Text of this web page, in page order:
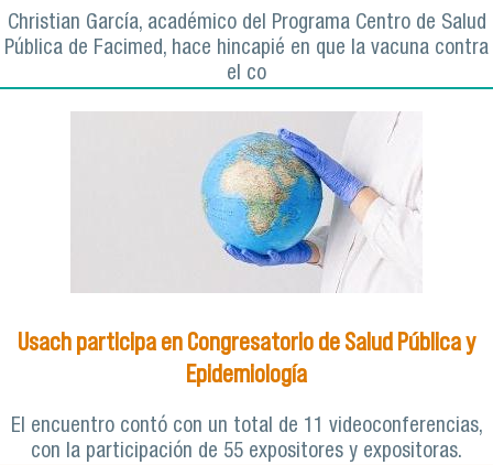
Christian García, académico del Programa Centro de Salud
Pública de Facimed, hace hincapié en que la vacuna contra
el co
Usach participa en Congresatorio de Salud Pública y
Epidemiología
El encuentro contó con un total de 11 videoconferencias,
con la participación de 55 expositores y expositoras.